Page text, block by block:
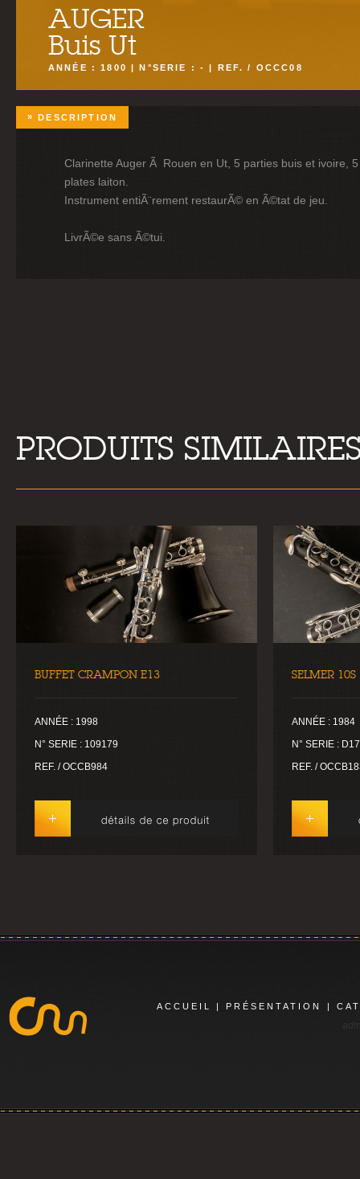
AUGER
Buis Ut
ANNÉE : 1800 | N°SERIE : - | REF. / OCCC08
DESCRIPTION
Clarinette Auger Ã Rouen en Ut, 5 parties buis et ivoire,
plates laiton.
Instrument entiÃ¨rement restaurÃ© en Ã©tat de jeu.
LivrÃ©e sans Ã©tui.
PRODUITS
BUFFET CRAMPON E13
ANNÉE : 1998
N° SERIE : 109179
REF. / OCCB984
SELMER 10S
ANNÉE : 1984
N° SERIE :
REF. /
ACCUEIL |PRÉSENTATION |